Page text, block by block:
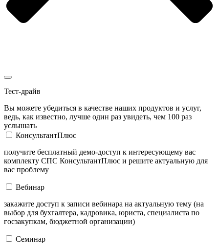
Тест-драйв
Вы можете убедиться в качестве наших продуктов и услуг,
ведь, как известно, лучше один раз увидеть, чем 100 раз
услышать
КонсультантПлюс
получите бесплатный демо-доступ к интересующему вас
комплекту СПС КонсультантПлюс и решите актуальную для
вас проблему
Вебинар
закажите доступ к записи вебинара на актуальную тему (на
выбор для бухгалтера, кадровика, юриста, специалиста по
госзакупкам, бюджетной организации)
Семинар